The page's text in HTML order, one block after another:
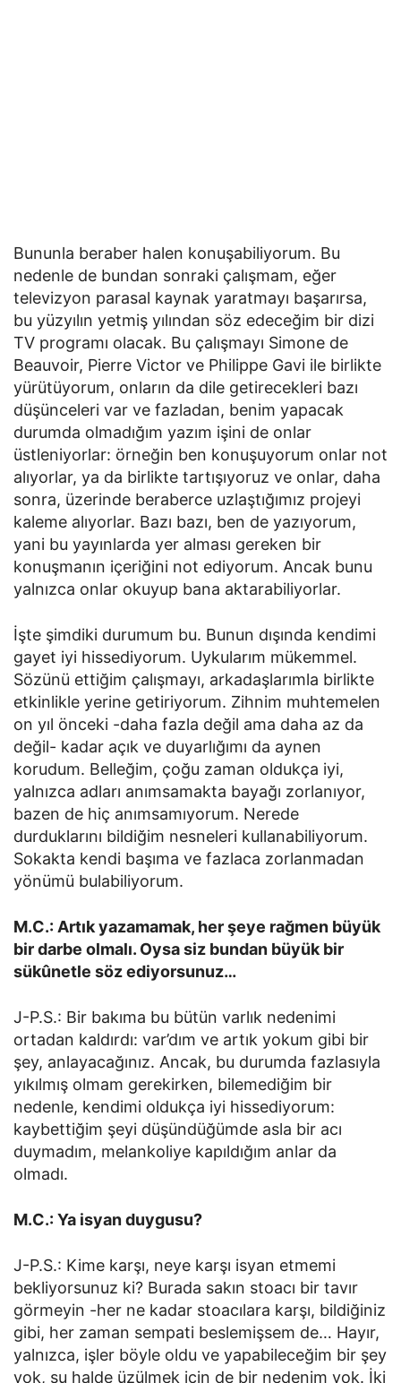
Bununla beraber halen konuşabiliyorum. Bu
nedenle de bundan sonraki çalışmam, eğer
televizyon parasal kaynak yaratmayı başarırsa,
bu yüzyılın yetmiş yılından söz edeceğim bir dizi
TV programı olacak. Bu çalışmayı Simone de
Beauvoir, Pierre Victor ve Philippe Gavi ile birlikte
yürütüyorum, onların da dile getirecekleri bazı
düşünceleri var ve fazladan, benim yapacak
durumda olmadığım yazım işini de onlar
üstleniyorlar: örneğin ben konuşuyorum onlar not
alıyorlar, ya da birlikte tartışıyoruz ve onlar, daha
sonra, üzerinde beraberce uzlaştığımız projeyi
kaleme alıyorlar. Bazı bazı, ben de yazıyorum,
yani bu yayınlarda yer alması gereken bir
konuşmanın içeriğini not ediyorum. Ancak bunu
yalnızca onlar okuyup bana aktarabiliyorlar.
İşte şimdiki durumum bu. Bunun dışında kendimi
gayet iyi hissediyorum. Uykularım mükemmel.
Sözünü ettiğim çalışmayı, arkadaşlarımla birlikte
etkinlikle yerine getiriyorum. Zihnim muhtemelen
on yıl önceki -daha fazla değil ama daha az da
değil- kadar açık ve duyarlığımı da aynen
korudum. Belleğim, çoğu zaman oldukça iyi,
yalnızca adları anımsamakta bayağı zorlanıyor,
bazen de hiç anımsamıyorum. Nerede
durduklarını bildiğim nesneleri kullanabiliyorum.
Sokakta kendi başıma ve fazlaca zorlanmadan
yönümü bulabiliyorum.
M.C.: Artık yazamamak, her şeye rağmen büyük
bir darbe olmalı. Oysa siz bundan büyük bir
sükûnetle söz ediyorsunuz…
J-P.S.: Bir bakıma bu bütün varlık nedenimi
ortadan kaldırdı: var’dım ve artık yokum gibi bir
şey, anlayacağınız. Ancak, bu durumda fazlasıyla
yıkılmış olmam gerekirken, bilemediğim bir
nedenle, kendimi oldukça iyi hissediyorum:
kaybettiğim şeyi düşündüğümde asla bir acı
duymadım, melankoliye kapıldığım anlar da
olmadı.
M.C.: Ya isyan duygusu?
J-P.S.: Kime karşı, neye karşı isyan etmemi
bekliyorsunuz ki? Burada sakın stoacı bir tavır
görmeyin -her ne kadar stoacılara karşı, bildiğiniz
gibi, her zaman sempati beslemişsem de… Hayır,
yalnızca, işler böyle oldu ve yapabileceğim bir şey
yok, şu halde üzülmek için de bir nedenim yok. İki